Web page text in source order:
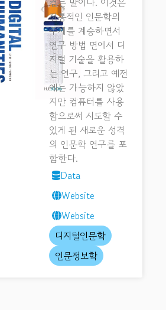
전통적인 인문학의
주제를 계승하면서
연구 방법 면에서 디
지털 기술을 활용하
는 연구, 그리고 예전
에는 가능하지 않았
지만 컴퓨터를 사용
함으로써 시도할 수
있게 된 새로운 성격
의 인문학 연구를 포
함한다.
Data
Website
Website
디지털인문학
인문정보학